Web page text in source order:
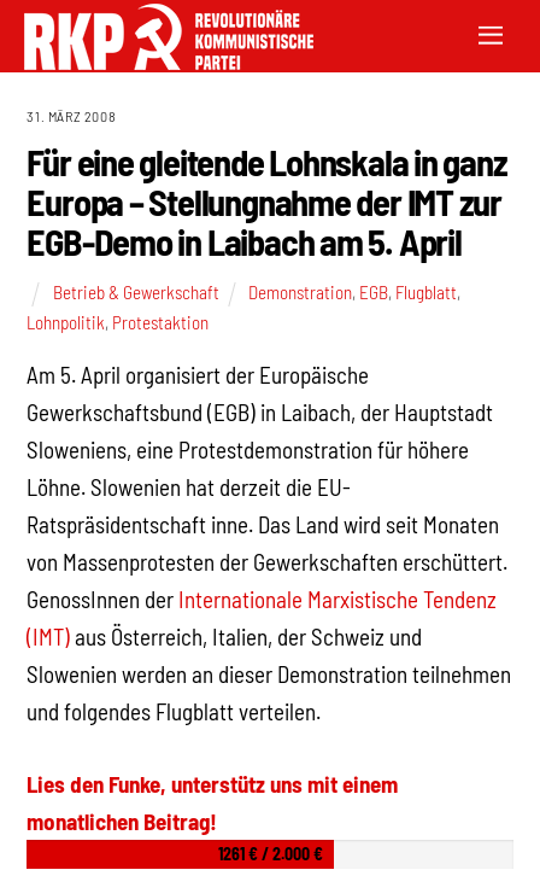
31. MÄRZ 2008
Für eine gleitende Lohnskala in ganz
Europa – Stellungnahme der IMT zur
EGB-Demo in Laibach am 5. April
Betrieb & Gewerkschaft Demonstration, EGB, Flugblatt,
Lohnpolitik, Protestaktion
Am 5. April organisiert der Europäische
Gewerkschaftsbund (EGB) in Laibach, der Hauptstadt
Sloweniens, eine Protestdemonstration für höhere
Löhne. Slowenien hat derzeit die EU-
Ratspräsidentschaft inne. Das Land wird seit Monaten
von Massenprotesten der Gewerkschaften erschüttert.
GenossInnen der Internationale Marxistische Tendenz
(IMT)aus Österreich, Italien, der Schweiz und
Slowenien werden an dieser Demonstration teilnehmen
und folgendes Flugblatt verteilen.
Lies den Funke, unterstütz uns mit einem
monatlichen Beitrag!
1261 € / 2.000 €